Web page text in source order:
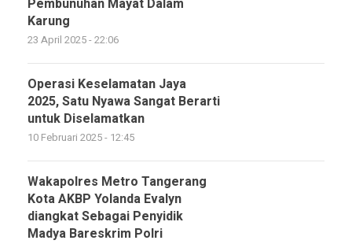
Pembunuhan Mayat Dalam
Karung
23 April 2025 - 22:06
Operasi Keselamatan Jaya
2025, Satu Nyawa Sangat Berarti
untuk Diselamatkan
10 Februari 2025 - 12:45
Wakapolres Metro Tangerang
Kota AKBP Yolanda Evalyn
diangkat Sebagai Penyidik
Madya Bareskrim Polri